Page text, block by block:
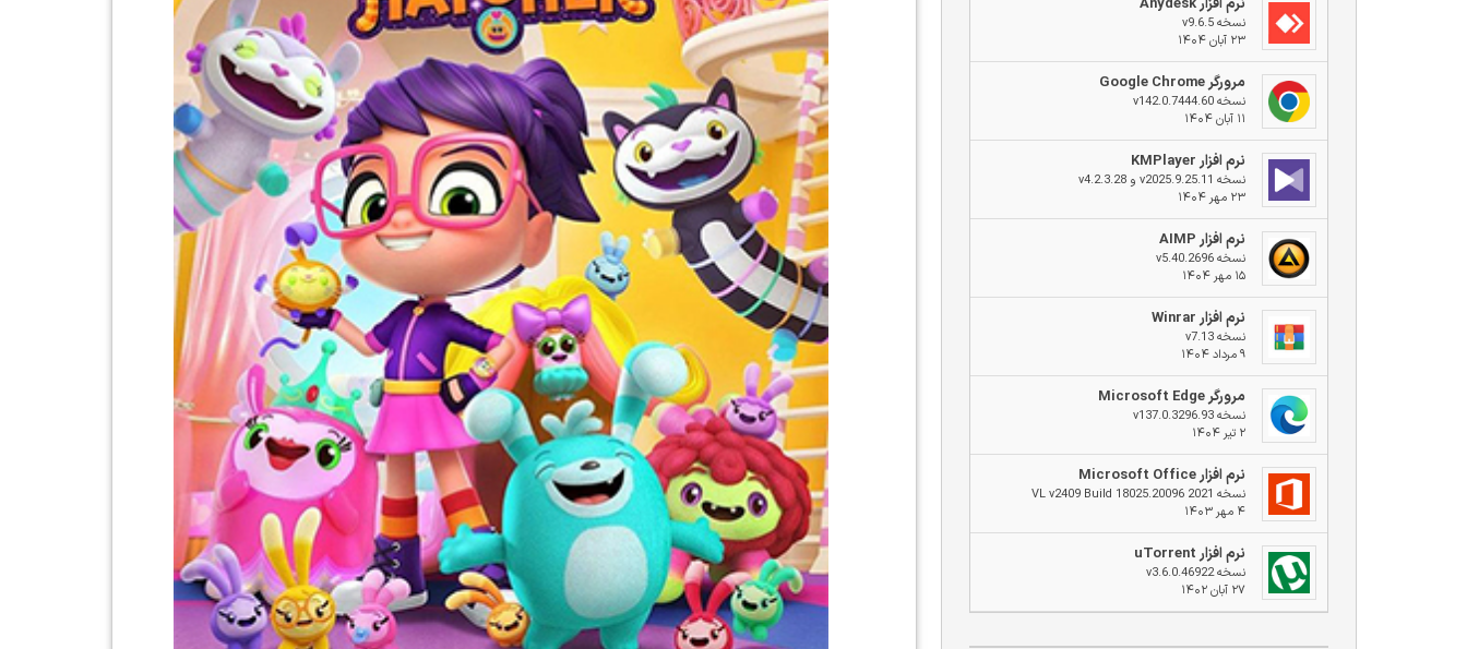
نرم افزار Anydesk
نسخه v9.6.5
۲۳ آبان ۱۴۰۴
مرورگر Google Chrome
نسخه v142.0.7444.60
۱۱ آبان ۱۴۰۴
نرم افزار KMPlayer
نسخه v2025.9.25.11 و v4.2.3.28
۲۳ مهر ۱۴۰۴
نرم افزار AIMP
نسخه v5.40.2696
۱۵ مهر ۱۴۰۴
نرم افزار Winrar
نسخه v7.13
۹ مرداد ۱۴۰۴
مرورگر Microsoft Edge
نسخه v137.0.3296.93
۲ تیر ۱۴۰۴
نرم افزار Microsoft Office
نسخه 2021 VL v2409 Build 18025.20096
۴ مهر ۱۴۰۳
نرم افزار uTorrent
نسخه v3.6.0.46922
۲۷ آبان ۱۴۰۲